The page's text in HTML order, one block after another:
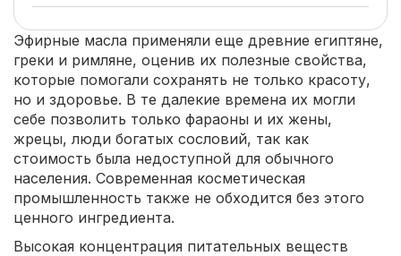
Эфирные масла применяли еще древние египтяне,
греки и римляне, оценив их полезные свойства,
которые помогали сохранять не только красоту,
но и здоровье. В те далекие времена их могли
себе позволить только фараоны и их жены,
жрецы, люди богатых сословий, так как
стоимость была недоступной для обычного
населения. Современная косметическая
промышленность также не обходится без этого
ценного ингредиента.
Высокая концентрация питательных веществ